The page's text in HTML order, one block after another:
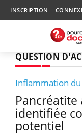
INSCRIPTION
QUESTION
Inflammation
Pancréatite
identifiée
potentiel